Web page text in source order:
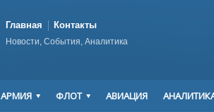
Главная Контакты
Новости, События, Аналитика
АРМИЯ ФЛОТ АВИАЦИЯ